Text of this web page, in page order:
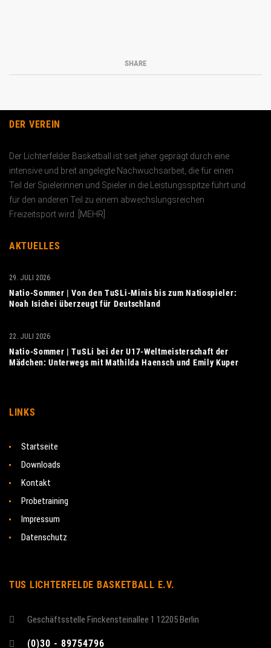
SHARE
DER VEREIN
Der Lichterfelder Basketball ist seit jeher geprägt durch eine
intensive und breit angelegte Nachwuchs­arbeit, die für einen
Teil der Spielerinnen und Spieler in die Leistungs­spitze führt und
für den anderen Teil zu einem abwechslungs­reichen
Freizeitsport wird. [
MEHR
AKTUELLES
Natio-Sommer | Von den TuSLi-Minis bis zum Natiospieler:
Noah Isichei überzeugt für Deutschland
29. JULI 2026
Natio-Sommer | TuSLi bei der U17-Weltmeisterschaft der
Mädchen: Unterwegs mit Mathilda Haensch und Emily Kuper
22. JULI 2026
LINKS
Startseite
Downloads
Kontakt
Probetraining
Impressum
Datenschutz
TUS LICHTERFELDE BASKETBALL E.V.
Geschäftsstelle Finckensteinallee 1 12205 Berlin
(0)30 - 89754796